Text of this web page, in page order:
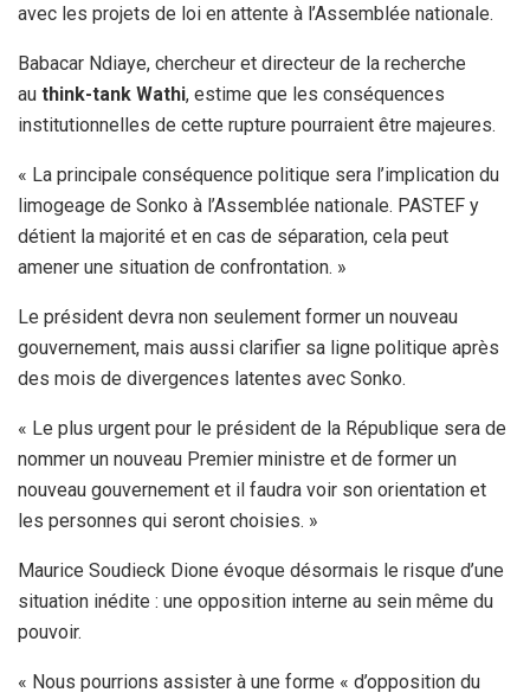
avec les projets de loi en attente à l’Assemblée nationale.
Babacar Ndiaye, chercheur et directeur de la recherche
au think-tank Wathi, estime que les conséquences
institutionnelles de cette rupture pourraient être majeures.
« La principale conséquence politique sera l’implication du
limogeage de Sonko à l’Assemblée nationale. PASTEF y
détient la majorité et en cas de séparation, cela peut
amener une situation de confrontation. »
Le président devra non seulement former un nouveau
gouvernement, mais aussi clarifier sa ligne politique après
des mois de divergences latentes avec Sonko.
« Le plus urgent pour le président de la République sera de
nommer un nouveau Premier ministre et de former un
nouveau gouvernement et il faudra voir son orientation et
les personnes qui seront choisies. »
Maurice Soudieck Dione évoque désormais le risque d’une
situation inédite : une opposition interne au sein même du
pouvoir.
« Nous pourrions assister à une forme « d’opposition du